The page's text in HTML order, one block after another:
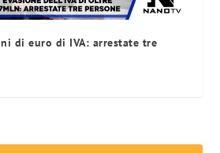
di euro di IVA: arrestate tre